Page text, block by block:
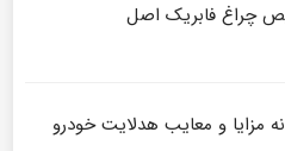
مزایا و معایب هدلایت خودرو